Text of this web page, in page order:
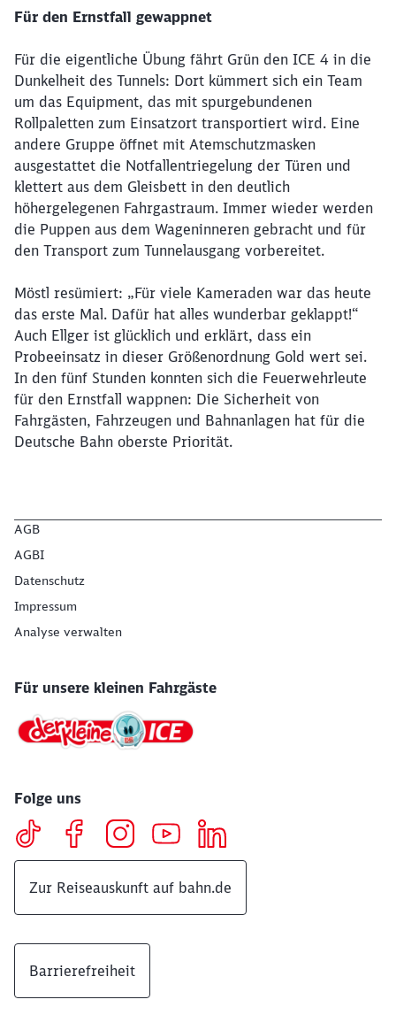
Für den Ernstfall gewappnet
Für die eigentliche Übung fährt Grün den ICE 4 in die
Dunkelheit des Tunnels: Dort kümmert sich ein Team
um das Equipment, das mit spurgebundenen
Rollpaletten zum Einsatzort transportiert wird. Eine
andere Gruppe öffnet mit Atemschutzmasken
ausgestattet die Notfallentriegelung der Türen und
klettert aus dem Gleisbett in den deutlich
höhergelegenen Fahrgastraum. Immer wieder werden
die Puppen aus dem Wageninneren gebracht und für
den Transport zum Tunnelausgang vorbereitet.
Möstl resümiert: „Für viele Kameraden war das heute
das erste Mal. Dafür hat alles wunderbar geklappt!“
Auch Ellger ist glücklich und erklärt, dass ein
Probeeinsatz in dieser Größenordnung Gold wert sei.
In den fünf Stunden konnten sich die Feuerwehrleute
für den Ernstfall wappnen: Die Sicherheit von
Fahrgästen, Fahrzeugen und Bahnanlagen hat für die
Deutsche Bahn oberste Priorität.
AGB
AGBI
Datenschutz
Impressum
Analyse verwalten
Für unsere kleinen Fahrgäste
Folge uns
Zur Reiseauskunft auf bahn.de
Barrierefreiheit